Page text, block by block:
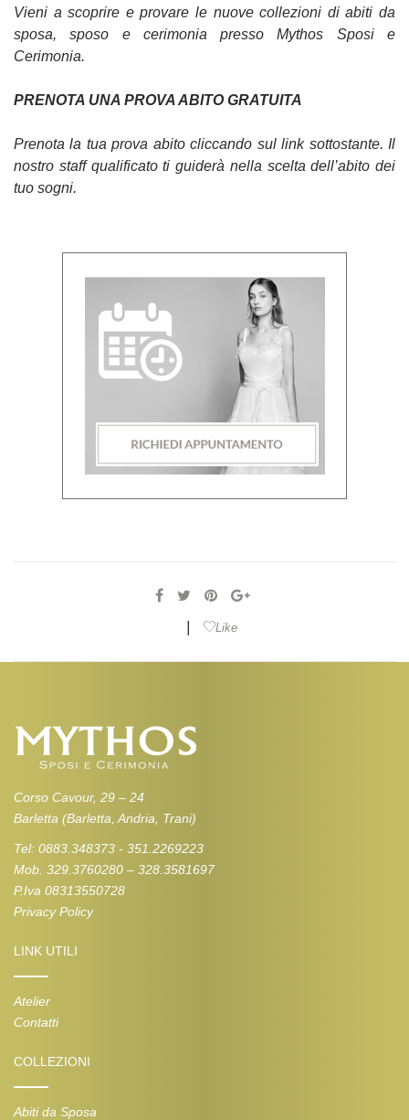
Vieni a scoprire e provare le nuove collezioni di abiti da
sposa, sposo e cerimonia presso Mythos Sposi e
Cerimonia.
PRENOTA UNA PROVA ABITO GRATUITA
Prenota la tua prova abito cliccando sul link sottostante. Il
nostro staff qualificato ti guiderà nella scelta dell’abito dei
tuo sogni.
Like
Corso Cavour, 29 – 24
Barletta (Barletta, Andria, Trani)
Tel: 0883.348373 - 351.2269223
Mob. 329.3760280 – 328.3581697
P.Iva 08313550728
Privacy Policy
LINK UTILI
Atelier
Contatti
COLLEZIONI
Abiti da Sposa